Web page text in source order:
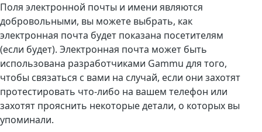
Поля электронной почты и имени являются
добровольными, вы можете выбрать, как
электронная почта будет показана посетителям
(если будет). Электронная почта может быть
использована разработчиками Gammu для того,
чтобы связаться с вами на случай, если они захотят
протестировать что-либо на вашем телефон или
захотят прояснить некоторые детали, о которых вы
упоминали.